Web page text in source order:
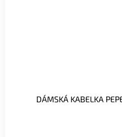
DÁMSKÁ KABELKA